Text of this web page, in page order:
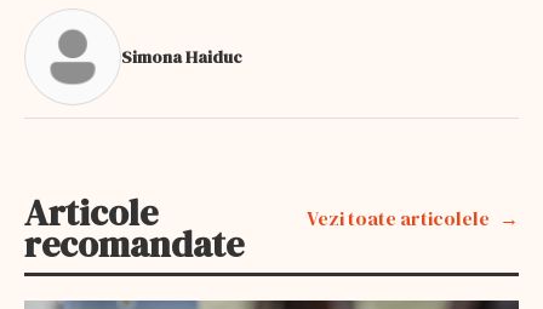
Simona Haiduc
Articole
recomandate
Vezi toate articolele